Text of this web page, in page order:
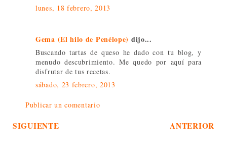
lunes, 18 febrero, 2013
Gema (El hilo de Penélope) dijo...
Buscando tartas de queso he dado con tu blog, y
menudo descubrimiento. Me quedo por aquí para
disfrutar de tus recetas.
sábado, 23 febrero, 2013
Publicar un comentario
SIGUIENTE ANTERIOR